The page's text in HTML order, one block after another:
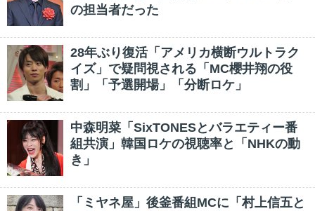
の担当者だった
28年ぶり復活「アメリカ横断ウルトラク
イズ」で疑問視される「MC櫻井翔の役
割」「予選開場」「分断ロケ」
中森明菜「SixTONESとバラエティー番
組共演」韓国ロケの視聴率と「NHKの動
き」
「ミヤネ屋」後釜番組MCに「村上信五と